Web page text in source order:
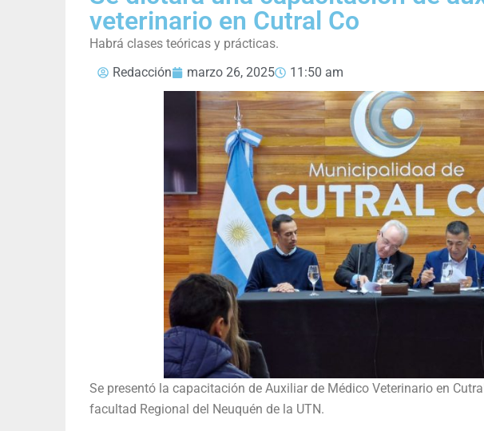
veterinario en Cutral Co
Habrá clases teóricas y prácticas.
Redacción
marzo 26, 2025 11:50 am
Se presentó la capacitación de Auxiliar de Médico Veterinario en
facultad Regional del Neuquén de la UTN.